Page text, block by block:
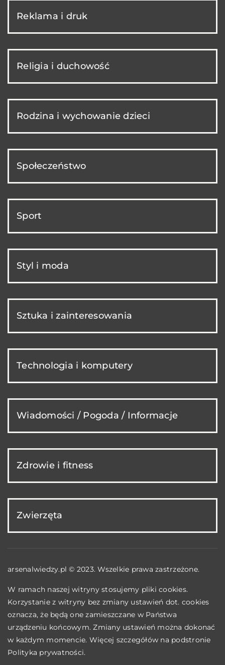
Reklama i druk
Religia i duchowość
Rodzina i wychowanie dzieci
Społeczeństwo
Sport
Styl i moda
Sztuka i zainteresowania
Technologia i komputery
Wiadomości / Pogoda / Informacje
Zdrowie i fitness
Zwierzęta
arsenalwiedzy.pl © 2023. Wszelkie prawa zastrzeżone.
W ramach naszej witryny stosujemy pliki cookies.
Korzystanie z witryny bez zmiany ustawień dot. cookies
oznacza, że będą one zamieszczane w Państwa
urządzeniu końcowym. Zmiany ustawień można dokonać
w każdym momencie. Więcej szczegółów na podstronie
Polityka prywatności.